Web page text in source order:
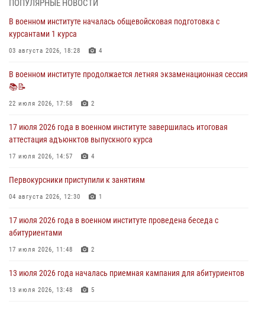
28 июля 2026 года в военном институте организована беседа и
праздничный молебен
В военном институте завершается летняя экзаменационная сессия
28 июля 2026, 10:41
27 июля 2026 года в военном институте поощрены курсанты
ПОПУЛЯРНЫЕ НОВОСТИ
В военном институте началась общевойсковая подготовка с
курсантами 1 курса
03 августа 2026, 18:28 4
В военном институте продолжается летняя экзаменационная сессия
📚📝
22 июля 2026, 17:58 2
17 июля 2026 года в военном институте завершилась итоговая
аттестация адъюнктов выпускного курса
17 июля 2026, 14:57 4
Первокурсники приступили к занятиям
04 августа 2026, 12:30 1
17 июля 2026 года в военном институте проведена беседа с
абитуриентами
17 июля 2026, 11:48 2
13 июля 2026 года началась приемная кампания для абитуриентов
13 июля 2026, 13:48 5